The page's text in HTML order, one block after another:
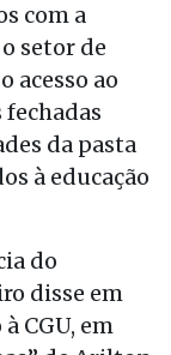
com a
setor de
acesso ao
da pasta
à educação
do
disse em
CGU, em